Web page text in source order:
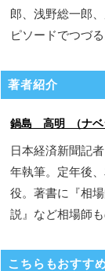
郎、浅野総一郎
ピソードでつづる
著者紹介
鍋島 高明 （ナベ
日本経済新聞記
年執筆。定年後
役。著書に『相
説』など相場師も
こちらもおすす